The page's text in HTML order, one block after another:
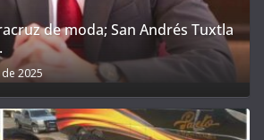
de moda; San Andrés Tuxtla
2025